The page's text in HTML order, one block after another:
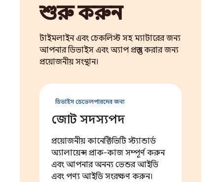
শুরু করুন
টাইমলাইন এবং চেকলিস্ট সহ ম্যাটারের জন্য
আপনার ডিভাইস এবং অ্যাপ প্রস্তুত করার জন্য
প্রয়োজনীয় সংস্থান।
ডিভাইস ডেভেলপারদের জন্য
জোট সদস্যপদ
প্রয়োজনীয় কানেক্টিভিটি স্ট্যান্ডার্ড
অ্যালায়েন্স প্রাক-কাজ সম্পূর্ণ করুন
এবং আপনার অনন্য ভেন্ডর আইডি
এবং পণ্য আইডি সংরক্ষণ করুন।